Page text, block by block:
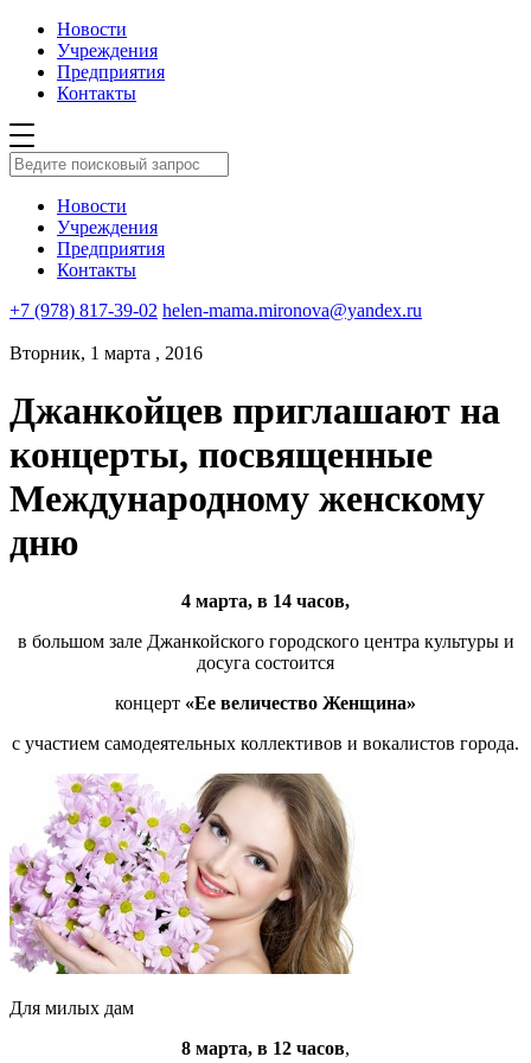
Новости
Учреждения
Предприятия
Контакты
Новости
Учреждения
Предприятия
Контакты
+7 (978) 817-39-02 helen-mama.mironova@yandex.ru
Вторник, 1 марта , 2016
Джанкойцев приглашают на
концерты, посвященные
Международному женскому
дню
4 марта, в 14 часов,
в большом зале Джанкойского городского центра культуры и
досуга состоится
концерт «Ее величество Женщина»
с участием самодеятельных коллективов и вокалистов города.
Для милых дам
8 марта, в 12 часов,